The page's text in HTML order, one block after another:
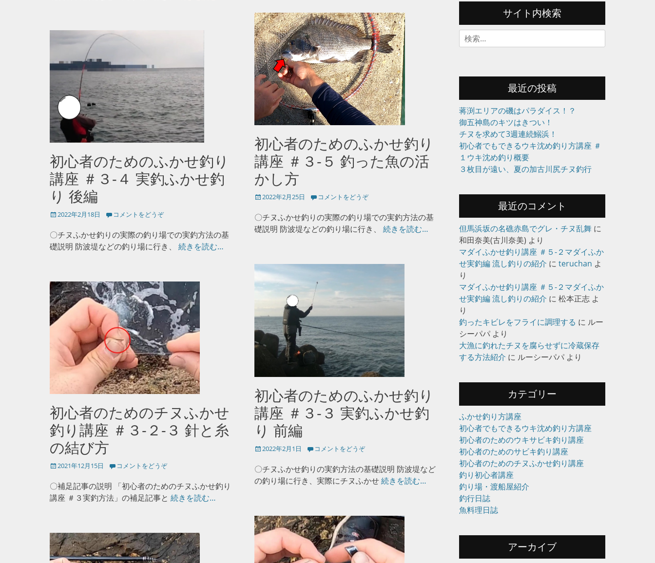
初心者のためのふかせ釣り
講座 ＃３-５ 釣った魚の活
かし方
投
日
2022年2月25日 コメントをどうぞ
〇チヌふかせ釣りの実際の釣り場での実釣方法の基
礎説明 防波堤などの釣り場に行き、 続きを読む…
初心者のためのふかせ釣り
講座 ＃３-４ 実釣ふかせ釣
り 後編
投
日
2022年2月18日 コメントをどうぞ
〇チヌふかせ釣りの実際の釣り場での実釣方法の基
礎説明 防波堤などの釣り場に行き、 続きを読む…
初心者のためのふかせ釣り
講座 ＃３-３ 実釣ふかせ釣
り 前編
投
日
2022年2月1日 コメントをどうぞ
〇チヌふかせ釣りの実釣方法の基礎説明 防波堤など
の釣り場に行き、実際にチヌふかせ続きを読む…
初心者のためのチヌふかせ
釣り講座 ＃３-２-３ 針と糸
の結び方
投
日
2021年12月15日 コメントをどうぞ
〇補足記事の説明 「初心者のためのチヌふかせ釣り
講座 ＃３実釣方法」の補足記事と 続きを読む…
サイト内検索
検
索:
最近の投稿
蒋渕エリアの磯はパラダイス！？
御五神島のキツはきつい！
チヌを求めて3週連続鰯浜！
初心者でもできるウキ沈め釣り方講座 ＃
１ウキ沈め釣り概要
３枚目が遠い、夏の加古川尻チヌ釣行
最近のコメント
但馬浜坂の名礁赤島でグレ・チヌ乱舞 に
和田奈美(古川奈美) より
マダイふかせ釣り講座 ＃５-２マダイふか
せ実釣編 流し釣りの紹介 に teruchan よ
り
マダイふかせ釣り講座 ＃５-２マダイふか
せ実釣編 流し釣りの紹介 に 松本正志 よ
り
釣ったキビレをフライに調理する に ルー
シーパパ より
大漁に釣れたチヌを腐らせずに冷蔵保存
する方法紹介 に ルーシーパパ より
カテゴリー
ふかせ釣り方講座
初心者でもできるウキ沈め釣り方講座
初心者のためのウキサビキ釣り講座
初心者のためのサビキ釣り講座
初心者のためのチヌふかせ釣り講座
釣り初心者講座
釣り場・渡船屋紹介
釣行日誌
魚料理日誌
アーカイブ